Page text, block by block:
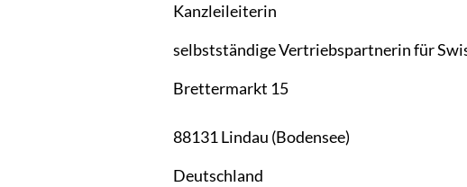
Kanzleileiterin
selbstständige Vertriebspartnerin für
Brettermarkt 15
88131 Lindau (Bodensee)
Deutschland